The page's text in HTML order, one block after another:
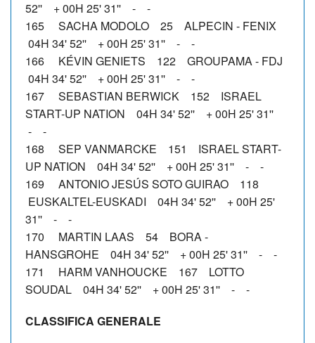
52'' + 00H 25' 31'' - -
165 SACHA MODOLO 25 ALPECIN - FENIX
04H 34' 52'' + 00H 25' 31'' - -
166 KÉVIN GENIETS 122 GROUPAMA - FDJ
04H 34' 52'' + 00H 25' 31'' - -
167 SEBASTIAN BERWICK 152 ISRAEL
START-UP NATION 04H 34' 52'' + 00H 25' 31''
- -
168 SEP VANMARCKE 151 ISRAEL START-
UP NATION 04H 34' 52'' + 00H 25' 31'' - -
169 ANTONIO JESÚS SOTO GUIRAO 118
EUSKALTEL-EUSKADI 04H 34' 52'' + 00H 25'
31'' - -
170 MARTIN LAAS 54 BORA -
HANSGROHE 04H 34' 52'' + 00H 25' 31'' - -
171 HARM VANHOUCKE 167 LOTTO
SOUDAL 04H 34' 52'' + 00H 25' 31'' - -
CLASSIFICA GENERALE